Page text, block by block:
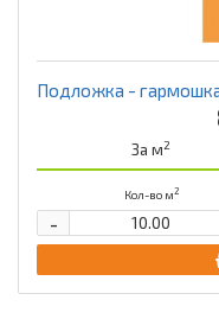
Подложка -
За м2
Кол-во м2
-